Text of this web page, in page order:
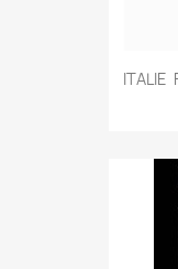
ITALIE